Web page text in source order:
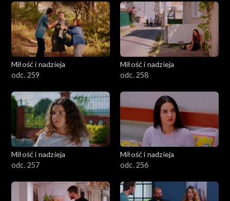
Miłość i nadzieja
odc. 259
Miłość i nadzieja
odc. 258
Miłość i nadzieja
odc. 257
Miłość i nadzieja
odc. 256